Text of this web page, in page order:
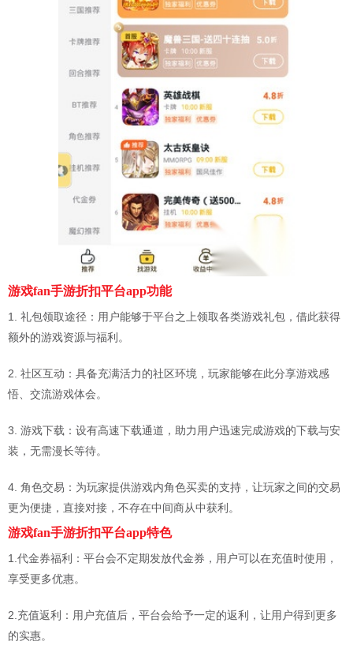
游戏fan手游折扣平台app功能
1. 礼包领取途径：用户能够于平台之上领取各类游戏礼包，借此获得
额外的游戏资源与福利。
2. 社区互动：具备充满活力的社区环境，玩家能够在此分享游戏感
悟、交流游戏体会。
3. 游戏下载：设有高速下载通道，助力用户迅速完成游戏的下载与安
装，无需漫长等待。
4. 角色交易：为玩家提供游戏内角色买卖的支持，让玩家之间的交易
更为便捷，直接对接，不存在中间商从中获利。
游戏fan手游折扣平台app特色
1.代金券福利：平台会不定期发放代金券，用户可以在充值时使用，
享受更多优惠。
2.充值返利：用户充值后，平台会给予一定的返利，让用户得到更多
的实惠。